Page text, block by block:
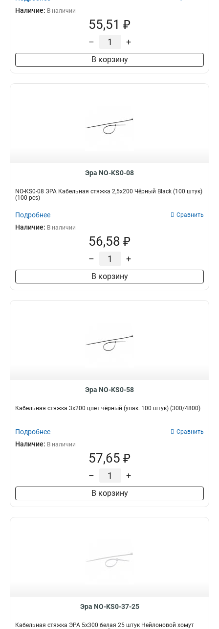
Наличие: В наличии
55,51 ₽
– +
В корзину
Эра NO-KS0-08
NO-KS0-08 ЭРА Кабельная стяжка 2,5х200 Чёрный Black (100 штук)
(100 pcs)
Подробнее Сравнить
Наличие: В наличии
56,58 ₽
– +
В корзину
Эра NO-KS0-58
Кабельная стяжка 3x200 цвет чёрный (упак. 100 штук) (300/4800)
Подробнее Сравнить
Наличие: В наличии
57,65 ₽
– +
В корзину
Эра NO-KS0-37-25
Кабельная стяжка ЭРА 5x300 белая 25 штук Нейлоновой хомут